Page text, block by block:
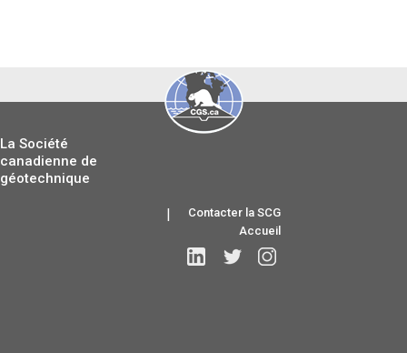
La Société
canadienne de
géotechnique
Contacter la SCG
|
Accueil